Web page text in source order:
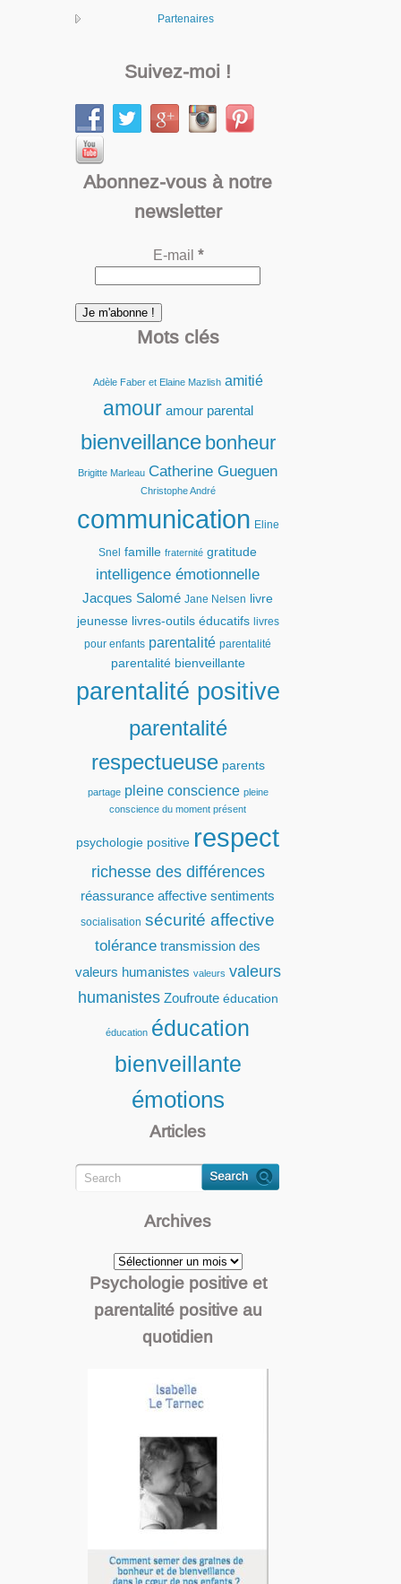
Partenaires
Suivez-moi !
Abonnez-vous à notre
newsletter
E-mail *
Mots clés
Adèle Faber et Elaine Mazlish amitié
amour amour parental
bienveillance bonheur
Brigitte Marleau Catherine Gueguen
Christophe André
communication Eline
Snel famille fraternité gratitude
intelligence émotionnelle
Jacques Salomé Jane Nelsen
livre
jeunesse livres-outils éducatifs livres
pour enfants parentalité parentalité
parentalité bienveillante
parentalité positive
parentalité
respectueuse parents
partage pleine conscience pleine
conscience du moment présent
psychologie positive respect
richesse des différences
réassurance affective sentiments
socialisation sécurité affective
tolérance transmission des
valeurs humanistes valeurs valeurs
humanistes Zoufroute éducation
éducation éducation
bienveillante
émotions
Articles
Archives
Archives
Psychologie positive et
parentalité positive au
quotidien